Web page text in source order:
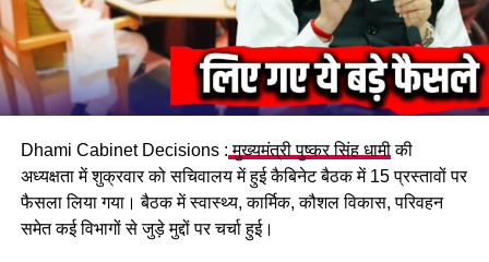
यातायात को सुव्यवस्थित रखने के निर्देश दिए।
उप निदेशक माई भारत मोनिका नांदल ने बताया कि लौह पुरुष की जयंती के
अवसर पर प्रत्येक जनपद में तीन स्थानों पर 08 से 10 किमी0 का एकता
मार्च/पद यात्रा का आयोजन किया जाना है। देहरादून जिला मुख्यालय में 31
अक्टूबर को पहली एकता पद यात्रा की जा रही है। इसके बाद 25 नवंबर
तक विकास नगर और डोईवाला में भी इसी तरह के भव्य कार्यक्रम आयोजित
किए जाएंगें।
इस अवसर पर कार्यक्रम के नोडल अधिकारी/उप जिलाधिकारी हरिगिर,
Dhami Cabinet Decisions : मुख्यमंत्री पुष्कर सिंह धामीकी
अध्यक्षता में शुक्रवार को सचिवालय में हुई कैबिनेट बैठक में 15 प्रस्तावों पर
फैसला लिया गया। बैठक में स्वास्थ्य, कार्मिक, कौशल विकास, परिवहन
समेत कई विभागों से जुड़े मुद्दों पर चर्चा हुई।